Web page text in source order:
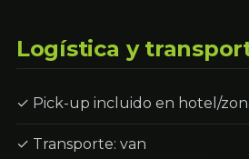
Logística y
✓ Pick-up incluido en hotel/
✓ Transporte: van